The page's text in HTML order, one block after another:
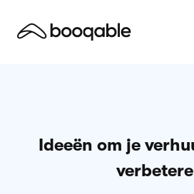
Ideeën om je